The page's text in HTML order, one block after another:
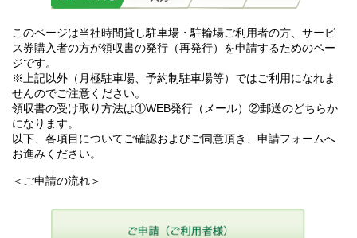
このページは当社時間貸し駐車場・駐輪場ご利用者の方、サービ
ス券購入者の方が領収書の発行（再発行）を申請するためのペー
ジです。
※上記以外（月極駐車場、予約制駐車場等）ではご利用になれま
せんのでご注意ください。
領収書の受け取り方法は①WEB発行（メール）②郵送のどちらか
になります。
以下、各項目についてご確認およびご同意頂き、申請フォームへ
お進みください。
＜ご申請の流れ＞